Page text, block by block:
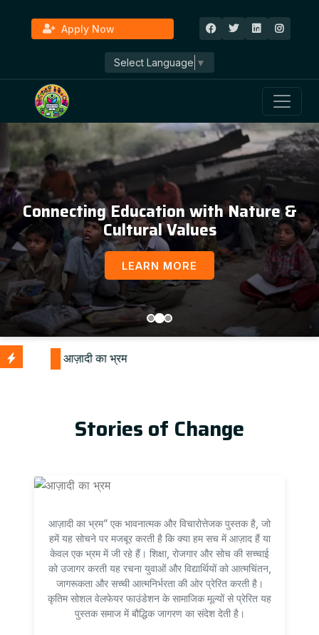
Apply Now
Select Language ▼
Connecting Education with Nature &
Cultural Values
LEARN MORE
Stories of Change
आज़ादी का भ्रम” एक भावनात्मक और विचारोत्तेजक पुस्तक है, जो
हमें यह सोचने पर मजबूर करती है कि क्या हम सच में आज़ाद हैं या
केवल एक भ्रम में जी रहे हैं। शिक्षा, रोजगार और सोच की सच्चाई
को उजागर करती यह रचना युवाओं और विद्यार्थियों को आत्मचिंतन,
जागरूकता और सच्ची आत्मनिर्भरता की ओर प्रेरित करती है।
कृतिम सोशल वेलफेयर फाउंडेशन के सामाजिक मूल्यों से प्रेरित यह
पुस्तक समाज में बौद्धिक जागरण का संदेश देती है।